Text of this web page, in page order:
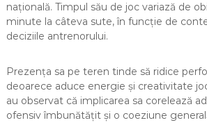
națională. Timpul său de joc variază de
minute la câteva sute, în funcție de
deciziile antrenorului.
Prezența sa pe teren tinde să ridice
deoarece aduce energie și creativitate
au observat că implicarea sa corelează
ofensiv îmbunătățit și o coeziune